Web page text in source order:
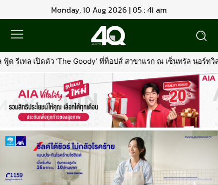
Monday, 10 Aug 2026 | 05 : 41 am
ที่ท็อปส์ สาขาแรก ณ เซ็นทรัล นอร์ทวิลล์พร้อมรุกตลาด Premium